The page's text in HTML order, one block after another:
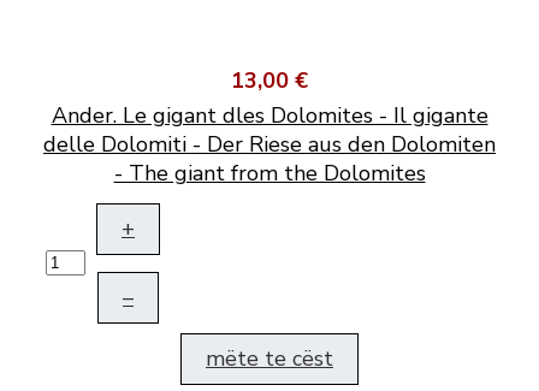
13,00 €
Ander. Le gigant dles Dolomites - Il gigante
delle Dolomiti - Der Riese aus den Dolomiten
- The giant from the Dolomites
+
–
mëte te cëst